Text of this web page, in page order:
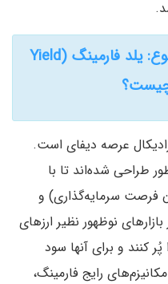
لایو اینستاگرام ۲۳ مهر؛ موضوع: یلد فارمینگ (Yield
عرصه دیفای است.
طراحی شده‌اند تا با
فرصت سرمایه‌گذاری) و
نوظهور نظیر ارزهای
کنند و برای آنها سود
رایج فارمینگ،